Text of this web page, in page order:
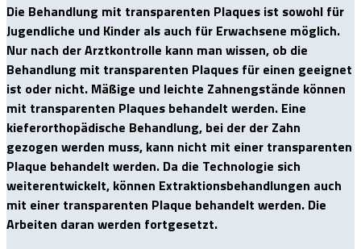
Die Behandlung mit transparenten Plaques ist sowohl für
Jugendliche und Kinder als auch für Erwachsene möglich.
Nur nach der Arztkontrolle kann man wissen, ob die
Behandlung mit transparenten Plaques für einen geeignet
ist oder nicht. Mäßige und leichte Zahnengstände können
mit transparenten Plaques behandelt werden. Eine
kieferorthopädische Behandlung, bei der der Zahn
gezogen werden muss, kann nicht mit einer transparenten
Plaque behandelt werden. Da die Technologie sich
weiterentwickelt, können Extraktionsbehandlungen auch
mit einer transparenten Plaque behandelt werden. Die
Arbeiten daran werden fortgesetzt.